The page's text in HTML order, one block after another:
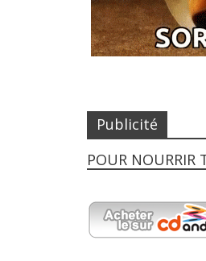
Publicité
POUR NOURRIR